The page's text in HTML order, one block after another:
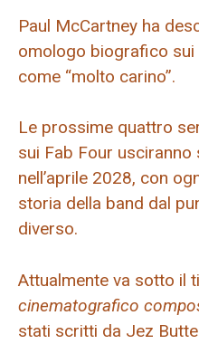
Paul McCartney ha
omologo biografico sui
come “molto carino”.
Le prossime quattro
sui Fab Four usciranno
nell’aprile 2028, con
storia della band dal
diverso.
Attualmente va sotto il
cinematografico
stati scritti da Jez